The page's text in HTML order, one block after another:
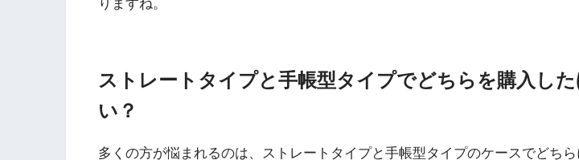
りますね。
ストレートタイプと手帳型タイプでどちらを購入し
い？
多くの方が悩まれるのは、 ストレートタイプと手帳型タイプのケース でどち